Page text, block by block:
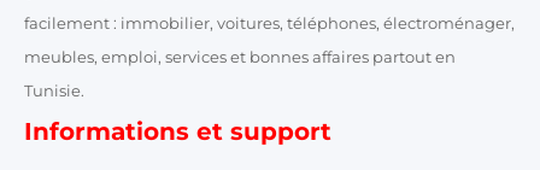
facilement : immobilier, voitures, téléphones, électroménager,
meubles, emploi, services et bonnes affaires partout en
Tunisie.
Informations et support